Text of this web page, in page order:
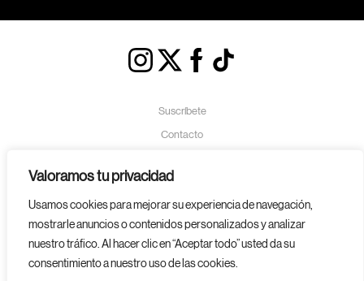
Valoramos tu privacidad
Usamos cookies para mejorar su experiencia de navegación,
mostrarle anuncios o contenidos personalizados y analizar
nuestro tráfico. Al hacer clic en “Aceptar todo” usted da su
consentimiento a nuestro uso de las cookies.
Suscríbete
Contacto
Aviso Legal
Política de Privacidad